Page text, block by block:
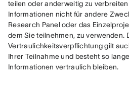
teilen oder anderweitig zu
Informationen nicht für andere
Research Panel oder das
dem Sie teilnehmen, zu verwenden.
Vertraulichkeitsverpflichtung gilt
Ihrer Teilnahme und besteht so
Informationen vertraulich bleiben.